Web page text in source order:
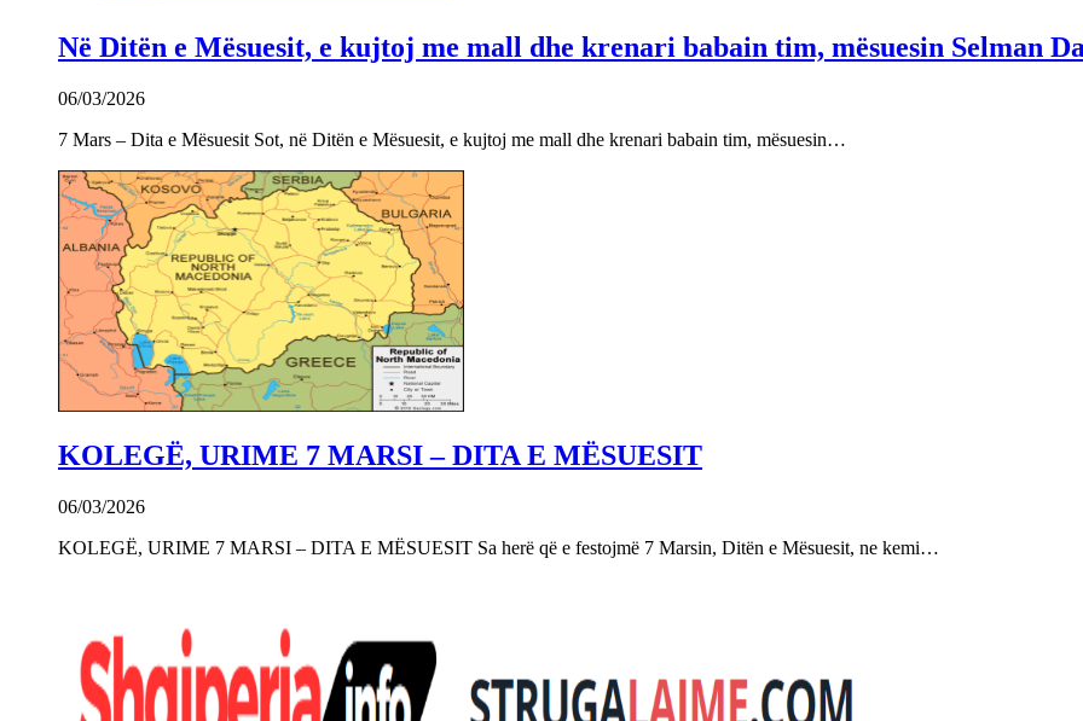
Në Ditën e Mësuesit, e kujtoj me mall dhe krenari babain tim, mësuesin Selman
06/03/2026
7 Mars – Dita e Mësuesit Sot, në Ditën e Mësuesit, e kujtoj me mall dhe krenari babain tim, mësuesin…
KOLEGË, URIME 7 MARSI – DITA E MËSUESIT
06/03/2026
KOLEGË, URIME 7 MARSI – DITA E MËSUESIT Sa herë që e festojmë 7 Marsin, Ditën e Mësuesit, ne kemi…